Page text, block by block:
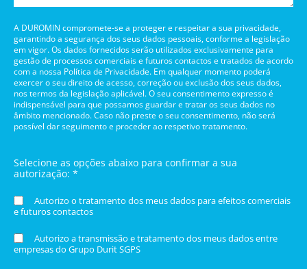
A DUROMIN compromete-se a proteger e respeitar a sua privacidade,
garantindo a segurança dos seus dados pessoais, conforme a legislação
em vigor. Os dados fornecidos serão utilizados exclusivamente para
gestão de processos comerciais e futuros contactos e tratados de acordo
com a nossa Política de Privacidade. Em qualquer momento poderá
exercer o seu direito de acesso, correção ou exclusão dos seus dados,
nos termos da legislação aplicável. O seu consentimento expresso é
indispensável para que possamos guardar e tratar os seus dados no
âmbito mencionado. Caso não preste o seu consentimento, não será
possível dar seguimento e proceder ao respetivo tratamento.
Selecione as opções abaixo para confirmar a sua
autorização: *
Autorizo o tratamento dos meus dados para efeitos comerciais
e futuros contactos
Autorizo a transmissão e tratamento dos meus dados entre
empresas do Grupo Durit SGPS